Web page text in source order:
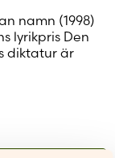
namn (1998)
lyrikpris Den
diktatur är